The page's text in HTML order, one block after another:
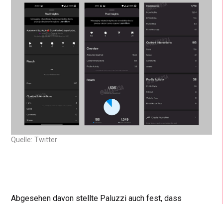
Quelle: Twitter
Abgesehen davon stellte Paluzzi auch fest, dass